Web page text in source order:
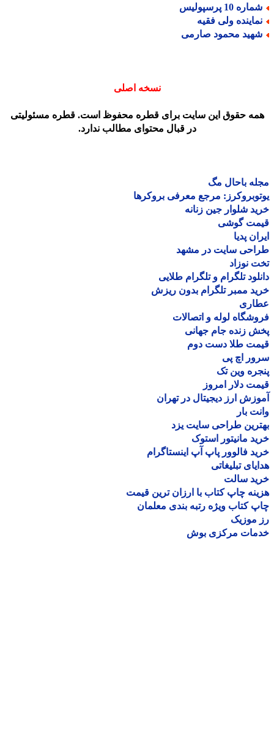
10 پرسپولیس
ولی فقیه
محمود صارمی
نسخه اصلی
حقوق این سایت برای قطره محفوظ است. قطره مسئولیتی
در قبال محتوای مطالب ندارد.
باحال مگ
مرجع معرفی بروکرها
شلوار جین زنانه
گوشی
پدیا
سایت در مشهد
نوزاد
تلگرام و تلگرام طلایی
ممبر تلگرام بدون ریزش
لوله و اتصالات
زنده جام جهانی
طلا دست دوم
اچ پی
وین تک
دلار امروز
ارز دیجیتال در تهران
بار
طراحی سایت یزد
مانیتور استوک
فالوور پاپ آپ اینستاگرام
تبلیغاتی
سالت
چاپ کتاب با ارزان ترین قیمت
کتاب ویژه رتبه بندی معلمان
موزیک
مرکزی بوش